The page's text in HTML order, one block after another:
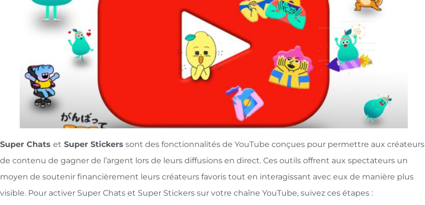
Super Chats et Super Stickers sont des fonctionnalités de YouTube conçues pour permettre aux créateurs
de contenu de gagner de l’argent lors de leurs diffusions en direct. Ces outils offrent aux spectateurs un
moyen de soutenir financièrement leurs créateurs favoris tout en interagissant avec eux de manière plus
visible. Pour activer Super Chats et Super Stickers sur votre chaîne YouTube, suivez ces étapes :